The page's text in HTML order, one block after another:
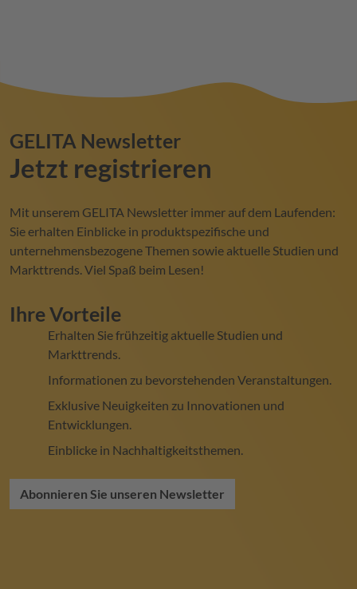
GELITA Newsletter
Jetzt registrieren
Mit unserem GELITA Newsletter immer auf dem Laufenden:
Sie erhalten Einblicke in produktspezifische und
unternehmensbezogene Themen sowie aktuelle Studien und
Markttrends. Viel Spaß beim Lesen!
Ihre Vorteile
Erhalten Sie frühzeitig aktuelle Studien und
Markttrends.
Informationen zu bevorstehenden Veranstaltungen.
Exklusive Neuigkeiten zu Innovationen und
Entwicklungen.
Einblicke in Nachhaltigkeitsthemen.
Abonnieren Sie unseren Newsletter